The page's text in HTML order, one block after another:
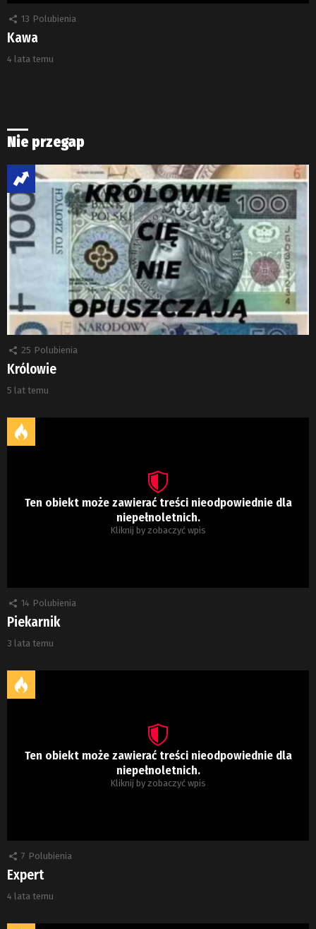
13 Polubienia
Kawa
4 lata temu
Nie przegap
25 Polubienia
Królowie
5 lat temu
Ten obiekt może zawierać treści nieodpowiednie dla
niepełnoletnich.
Kliknij by zobaczyć wpis
14 Polubienia
Piekarnik
3 lata temu
Ten obiekt może zawierać treści nieodpowiednie dla
niepełnoletnich.
Kliknij by zobaczyć wpis
7 Polubienia
Expert
4 lata temu